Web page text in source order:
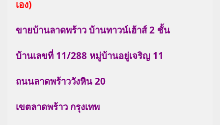
เอง)
ขายบ้านลาดพร้าว บ้านทาวน์เฮ้าส์ 2 ชั้น
บ้านเลขที่ 11/288 หมู่บ้านอยู่เจริญ 11
ถนนลาดพร้าววังหิน 20
เขตลาดพร้าว กรุงเทพ